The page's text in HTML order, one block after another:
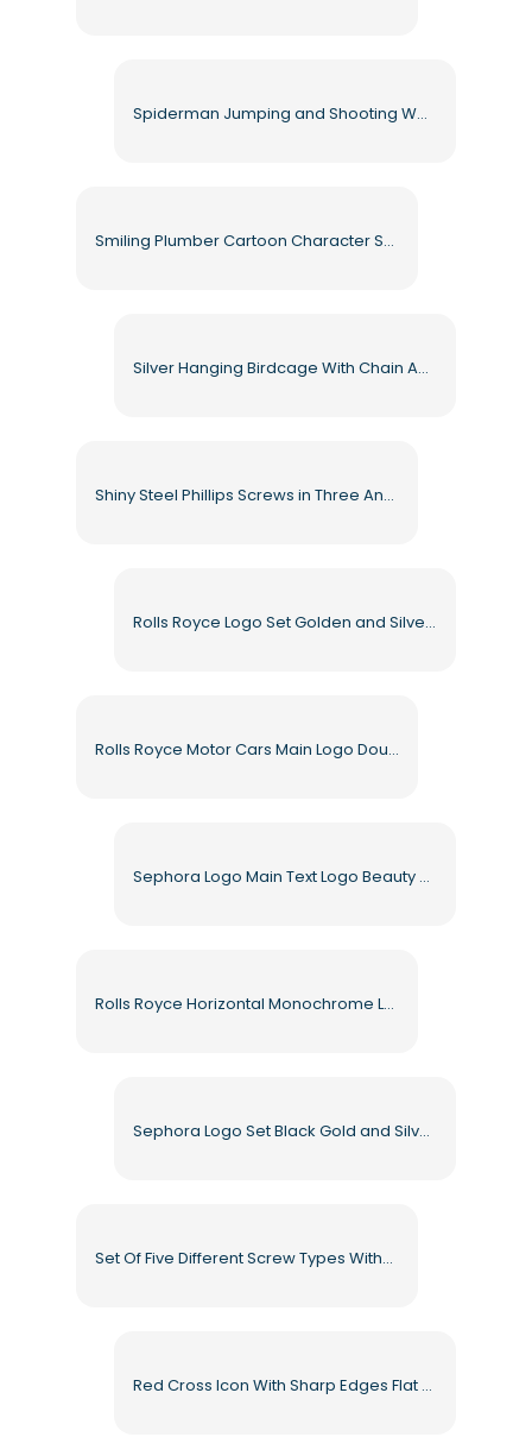
Spiderman Jumping and Shooting Web from Hands Free PNG
Smiling Plumber Cartoon Character Showing Ok Sign Free PNG
Silver Hanging Birdcage With Chain And Rounded Bars Free PNG
Shiny Steel Phillips Screws in Three Angles Free PNG
Rolls Royce Logo Set Golden and Silver Symbols Free PNG
Rolls Royce Motor Cars Main Logo Double R Symbol Free PNG
Sephora Logo Main Text Logo Beauty Eshop Free PNG
Rolls Royce Horizontal Monochrome Logo Set Free PNG
Sephora Logo Set Black Gold and Silver Variations Free PNG
Set Of Five Different Screw Types Without Labels Free PNG
Red Cross Icon With Sharp Edges Flat Error Symbol Free PNG